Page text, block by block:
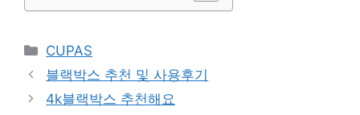
Categories
CUPAS
블랙박스 추천 및 사용후기
4k블랙박스 추천해요